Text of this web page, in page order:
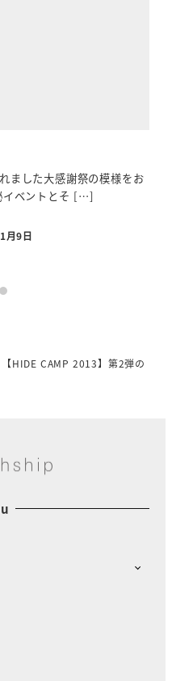
ました大感謝祭の模様をお
イベントとそ […]
月9日
【HIDE CAMP 2013】第2弾の